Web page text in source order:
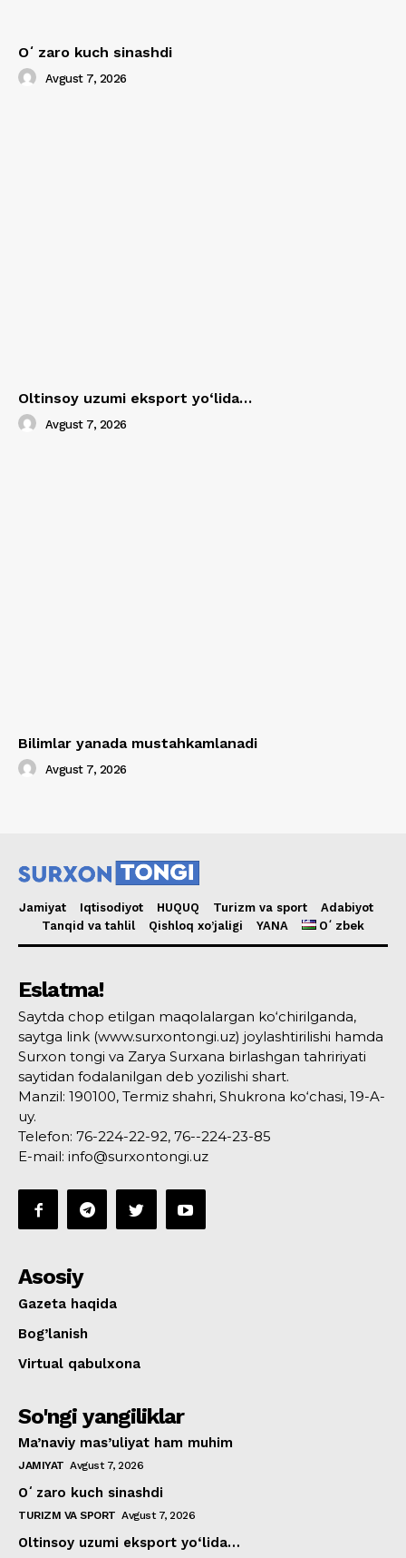
Oʻzaro kuch sinashdi
Avgust 7, 2026
Oltinsoy uzumi eksport yo‘lida…
Avgust 7, 2026
Bilimlar yanada mustahkamlanadi
Avgust 7, 2026
Jamiyat Iqtisodiyot HUQUQ Turizm va sport
Adabiyot
Tanqid va tahlil
Qishloq xo’jaligi YANA Oʻzbek
Eslatma!
Saytda chop etilgan maqolalargan ko‘chirilganda,
saytga link (www.surxontongi.uz) joylashtirilishi hamda
Surxon tongi va Zarya Surxana birlashgan tahririyati
saytidan fodalanilgan deb yozilishi shart.
Manzil: 190100, Termiz shahri, Shukrona ko‘chasi, 19-A-
uy.
Telefon: 76-224-22-92, 76--224-23-85
E-mail: info@surxontongi.uz
Asosiy
Gazeta haqida
Bog’lanish
Virtual qabulxona
So'ngi yangiliklar
Ma’naviy mas’uliyat ham muhim
JAMIYAT Avgust 7, 2026
Oʻzaro kuch sinashdi
TURIZM VA SPORT Avgust 7, 2026
Oltinsoy uzumi eksport yo‘lida…